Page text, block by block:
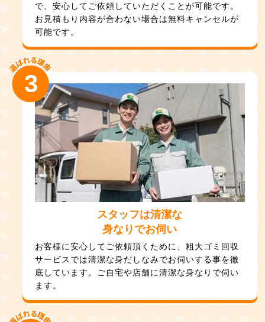
で、安心してご依頼していただくことが可能です。
お見積もり内容が合わない場合は無料キャンセルが
可能です。
スタッフは清潔な
身なりでお伺い
お客様に安心してご依頼頂くために、粗大ゴミ回収
サービスでは清潔な身だしなみでお伺いする事を徹
底しています。ご自宅や店舗に清潔な身なりで伺い
ます。
3